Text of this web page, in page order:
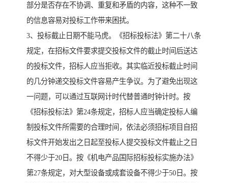
部分是否存在不协调、重复和矛盾的内容，这种不一致
的信息容易对投标工作带来困扰。
3、投标截止日期不能马虎。《招标投标法》第二十八条
规定，在招标文件要求提交投标文件的截止时间后送达
的投标文件，招标人应当拒收。其实临近投标截止时间
的几分钟递交投标文件容易产生争议。为了避免出现这
一问题，可以通过互联网计时代替普通时钟计时。按
《招标投标法》第24条规定，招标人应当确定投标人编
制投标文件所需要的合理时间，依法必须招标项目自招
标文件开始发出之日起至投标人提交投标文件截止之日
不得少于20日。按《机电产品国际招标投标实施办法》
第27条规定，对大型设备或成套设备不得少于50日。按